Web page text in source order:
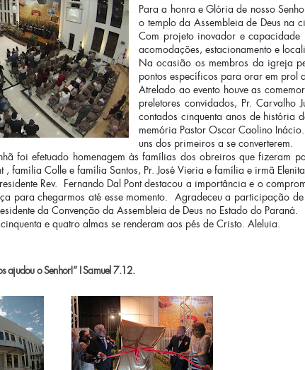
Para a honra e Glória de nosso
o templo da Assembleia de Deus na
Com projeto inovador e
acomodações, estacionamento e
Na ocasião os membros da igreja
pontos específicos para orar em prol
Atrelado ao evento houve as
preletores convidados, Pr.
contados cinquenta anos de história
memória Pastor Oscar Caolino
uns dos primeiros a se converterem.
foi efetuado homenagem às famílias dos obreiros que fizeram
, família Colle e família Santos, Pr. José Vieria e família e irmã
Rev. Fernando Dal Pont destacou a importância e o
para chegarmos até esse momento. Agradeceu a participação
da Convenção da Assembleia de Deus no Estado do Paraná.
e quatro almas se renderam aos pés de Cristo. Aleluia.
ajudou o Senhor!” I Samuel 7.12.